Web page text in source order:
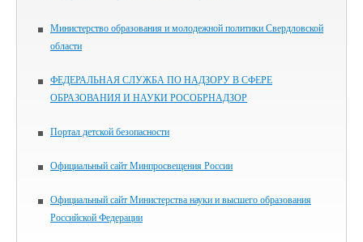
Министерство образования и молодежной политики Свердловской
области
ФЕДЕРАЛЬНАЯ СЛУЖБА ПО НАДЗОРУ В СФЕРЕ
ОБРАЗОВАНИЯ И НАУКИ РОСОБРНАДЗОР
Портал детской безопасности
Официальный сайт Минпросвещения России
Официальный сайт Министерства науки и высшего образования
Российской Федерации